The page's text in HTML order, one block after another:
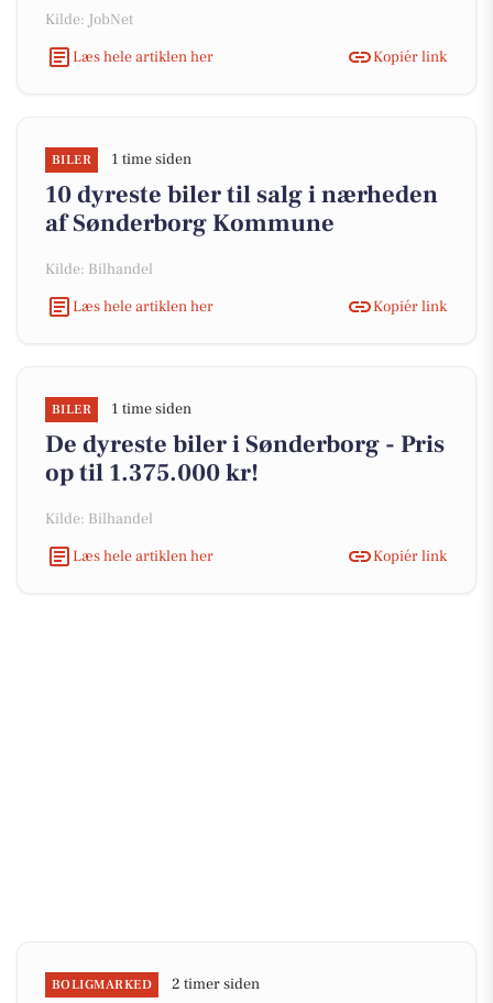
Kilde: JobNet
Læs hele artiklen her
Kopiér link
BILER 1 time siden
10 dyreste biler til salg i nærheden
af Sønderborg Kommune
Kilde: Bilhandel
Læs hele artiklen her
Kopiér link
BILER 1 time siden
De dyreste biler i Sønderborg - Pris
op til 1.375.000 kr!
Kilde: Bilhandel
Læs hele artiklen her
Kopiér link
BOLIGMARKED 2 timer siden